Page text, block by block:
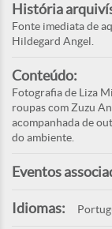
História
Fonte imediata de
Hildegard Angel.
Conteúdo:
Fotografia de Liza
roupas com Zuzu
acompanhada de
do ambiente.
Eventos
Idiomas: